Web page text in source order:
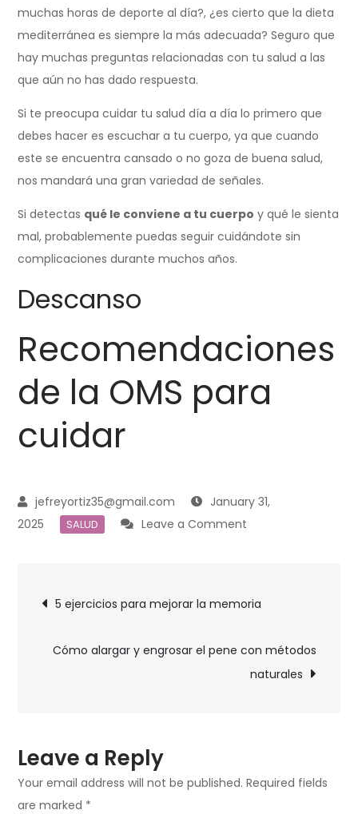
muchas horas de deporte al día?, ¿es cierto que la dieta
mediterránea es siempre la más adecuada? Seguro que
hay muchas preguntas relacionadas con tu salud a las
que aún no has dado respuesta.
Si te preocupa cuidar tu salud día a día lo primero que
debes hacer es escuchar a tu cuerpo, ya que cuando
este se encuentra cansado o no goza de buena salud,
nos mandará una gran variedad de señales.
Si detectas qué le conviene a tu cuerpo y qué le sienta
mal, probablemente puedas seguir cuidándote sin
complicaciones durante muchos años.
Descanso
Recomendaciones
de la OMS para
cuidar
January 31,
2025
SALUD Leave a Comment
salud
a
día
Post
navigation
5 ejercicios para mejorar la memoria
Cómo alargar y engrosar el pene con métodos
naturales
Leave a Reply
Your email address will not be published. Required fields
are marked *